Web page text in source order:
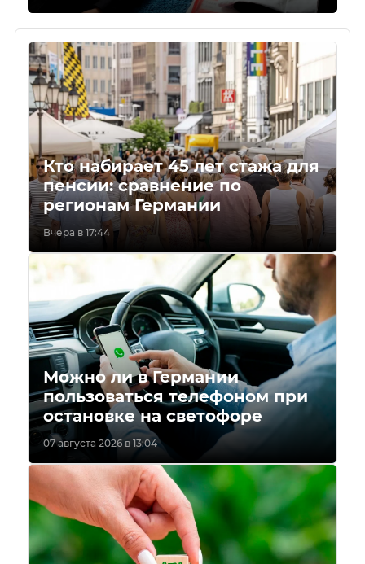
Кто набирает 45 лет стажа для
пенсии: сравнение по
регионам Германии
Вчера в 17:44
Можно ли в Германии
пользоваться телефоном при
остановке на светофоре
07 августа 2026 в 13:04